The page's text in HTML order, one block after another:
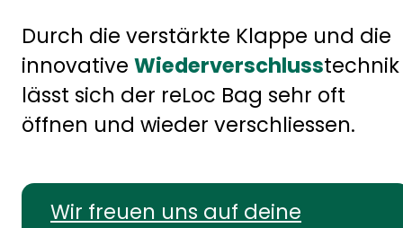
Durch die verstärkte Klappe und die
innovative Wiederverschlusstechnik
lässt sich der reLoc Bag sehr oft
öffnen und wieder verschliessen.
Wir freuen uns auf deine